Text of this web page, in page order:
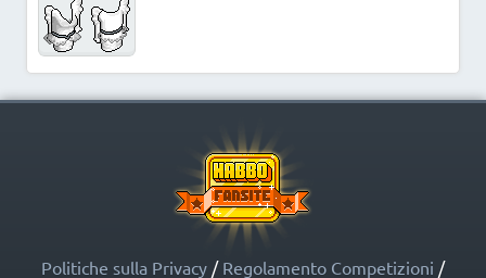
Politiche sulla Privacy / Regolamento Competizioni /